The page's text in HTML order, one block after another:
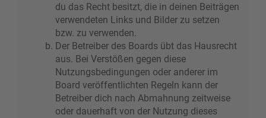
du das Recht besitzt, die in deinen Beiträgen
verwendeten Links und Bilder zu setzen
bzw. zu verwenden.
Der Betreiber des Boards übt das Hausrecht
aus. Bei Verstößen gegen diese
Nutzungsbedingungen oder anderer im
Board veröffentlichten Regeln kann der
Betreiber dich nach Abmahnung zeitweise
oder dauerhaft von der Nutzung dieses